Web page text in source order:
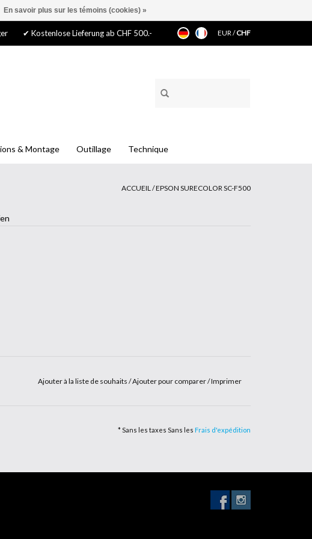
✔ Kostenlose Lieferung ab CHF 500.- EUR/CHF
& Montage Outillage Technique
ACCUEIL/EPSON SURECOLOR SC-F500
Ajouter à la liste de souhaits /Ajouter pour comparer/Imprimer
* Sans les taxes Sans les Frais d'expédition
En savoir plus sur les témoins (cookies) »